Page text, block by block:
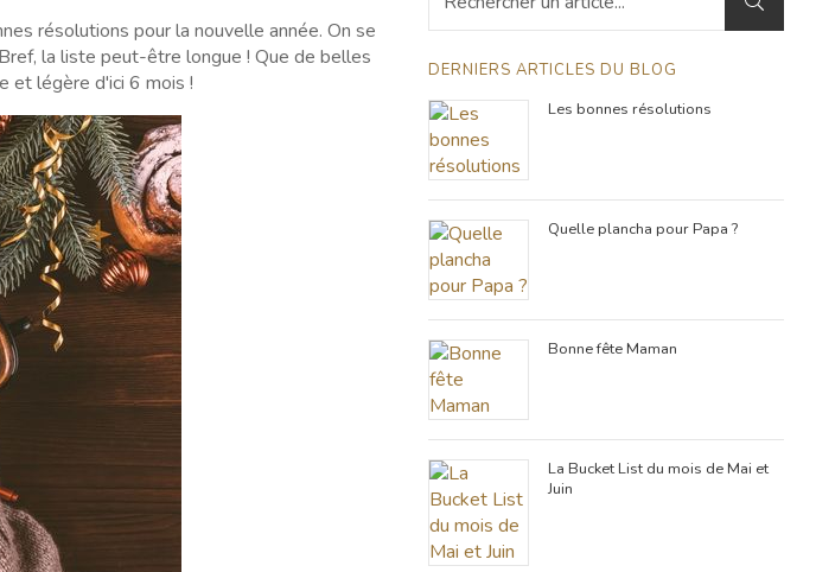
DERNIERS ARTICLES DU BLOG
Les bonnes résolutions
Quelle plancha pour Papa ?
Bonne fête Maman
La Bucket List du mois de Mai et
Juin
résolutions pour la nouvelle année. On se
la liste peut-être longue ! Que de belles
et légère d'ici 6 mois !